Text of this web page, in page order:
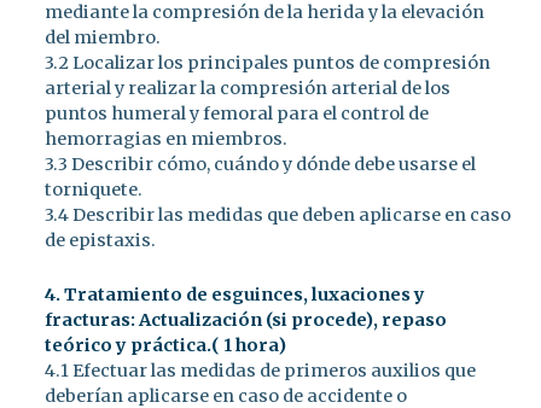
mediante la compresión de la herida y la elevación
del miembro.
3.2 Localizar los principales puntos de compresión
arterial y realizar la compresión arterial de los
puntos humeral y femoral para el control de
hemorragias en miembros.
3.3 Describir cómo, cuándo y dónde debe usarse el
torniquete.
3.4 Describir las medidas que deben aplicarse en caso
de epistaxis.
4. Tratamiento de esguinces, luxaciones y
fracturas: Actualización (si procede), repaso
teórico y práctica.( 1 hora)
4.1 Efectuar las medidas de primeros auxilios que
deberían aplicarse en caso de accidente o